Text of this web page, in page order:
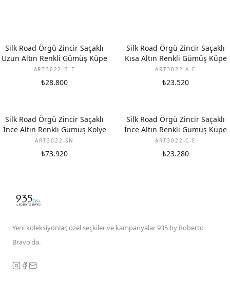
Silk Road Örgü Zincir Saçaklı
Uzun Altın Renkli Gümüş Küpe
ART3022-B-E
₺28.800
Silk Road Örgü Zincir Saçaklı
Kısa Altın Renkli Gümüş Küpe
ART3022-A-E
₺23.520
Silk Road Örgü Zincir Saçaklı
İnce Altın Renkli Gümüş Kolye
ART3022-SN
₺73.920
Silk Road Örgü Zincir Saçaklı
İnce Altın Renkli Gümüş Küpe
ART3022-C-E
₺23.280
Yeni koleksiyonlar, özel seçkiler ve kampanyalar 935 by Roberto
Bravo'da.